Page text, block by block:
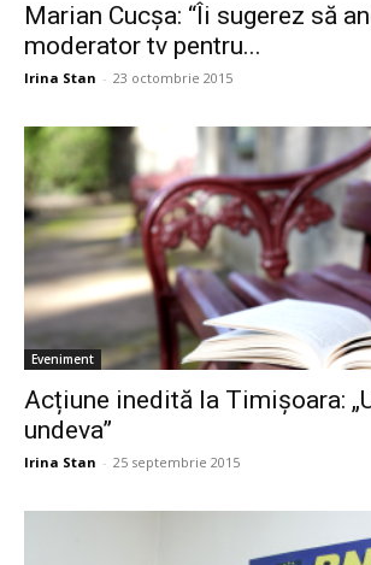
Marian Cucșa: “Îi sugerez să
moderator tv pentru...
Irina Stan - 23 octombrie 2015
Eveniment
Acțiune inedită la Timișoara:
undeva”
Irina Stan - 25 septembrie 2015